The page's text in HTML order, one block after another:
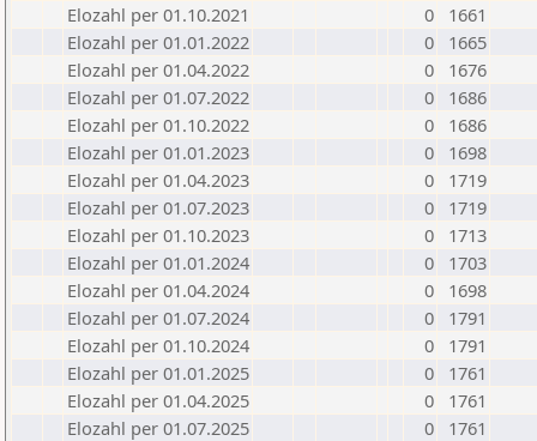
Elozahl per 01.10.2021
0
1661
Elozahl per 01.01.2022
0
1665
Elozahl per 01.04.2022
0
1676
Elozahl per 01.07.2022
0
1686
Elozahl per 01.10.2022
0
1686
Elozahl per 01.01.2023
0
1698
Elozahl per 01.04.2023
0
1719
Elozahl per 01.07.2023
0
1719
Elozahl per 01.10.2023
0
1713
Elozahl per 01.01.2024
0
1703
Elozahl per 01.04.2024
0
1698
Elozahl per 01.07.2024
0
1791
Elozahl per 01.10.2024
0
1791
Elozahl per 01.01.2025
0
1761
Elozahl per 01.04.2025
0
1761
Elozahl per 01.07.2025
0
1761